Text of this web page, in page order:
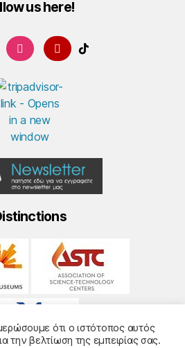
us here!
ότι ο ιστότοπος αυτός
την βελτίωση της εμπειρίας σας.